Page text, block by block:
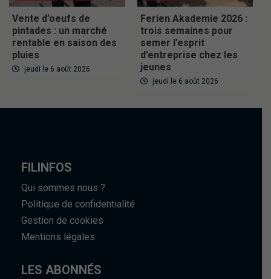
Vente d’oeufs de
pintades : un marché
rentable en saison des
pluies
jeudi le 6 août 2026
Ferien Akademie 2026 :
trois semaines pour
semer l’esprit
d’entreprise chez les
jeunes
jeudi le 6 août 2026
FILINFOS
Qui sommes nous ?
Politique de confidentialité
Gestion de cookies
Mentions légales
LES ABONNÉS